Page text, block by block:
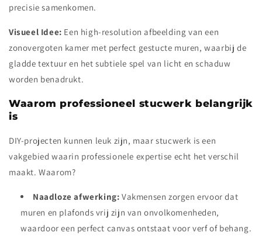
precisie samenkomen.
Visueel Idee: Een high-resolution afbeelding van een
zonovergoten kamer met perfect gestucte muren, waarbij de
gladde textuur en het subtiele spel van licht en schaduw
worden benadrukt.
Waarom professioneel stucwerk belangrijk
is
DIY-projecten kunnen leuk zijn, maar stucwerk is een
vakgebied waarin professionele expertise echt het verschil
maakt. Waarom?
Naadloze afwerking: Vakmensen zorgen ervoor dat
muren en plafonds vrij zijn van onvolkomenheden,
waardoor een perfect canvas ontstaat voor verf of behang.